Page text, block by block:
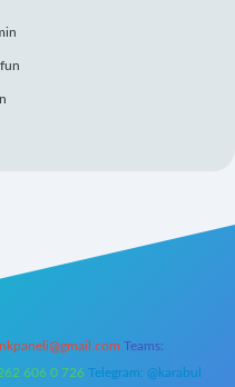
Teams:
606 0 726 Telegram: @karabul